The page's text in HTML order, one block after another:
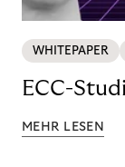
WHITEPAPER
ECC-
MEHR LESEN